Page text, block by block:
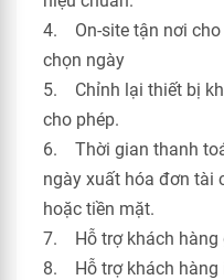
4. On-site tận nơi cho
chọn ngày
5. Chỉnh lại thiết bị
cho phép.
6. Thời gian thanh
ngày xuất hóa đơn tài
hoặc tiền mặt.
7. Hỗ trợ khách hàng
8. Hỗ trợ khách hàng